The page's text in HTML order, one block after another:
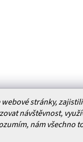
stránky,
návštěvnost,
nám všechno